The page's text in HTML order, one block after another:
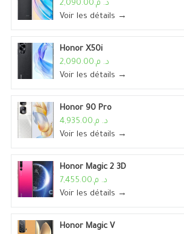
د. م.2,090.00
Voir les détails →
Honor X50i
د. م.2,090.00
Voir les détails →
Honor 90 Pro
د. م.4,935.00
Voir les détails →
Honor Magic 2 3D
د. م.7,455.00
Voir les détails →
Honor Magic V